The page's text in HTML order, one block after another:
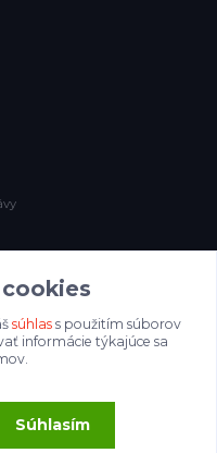
súhlass použitím súborov
informácie týkajúce sa
Súhlasím